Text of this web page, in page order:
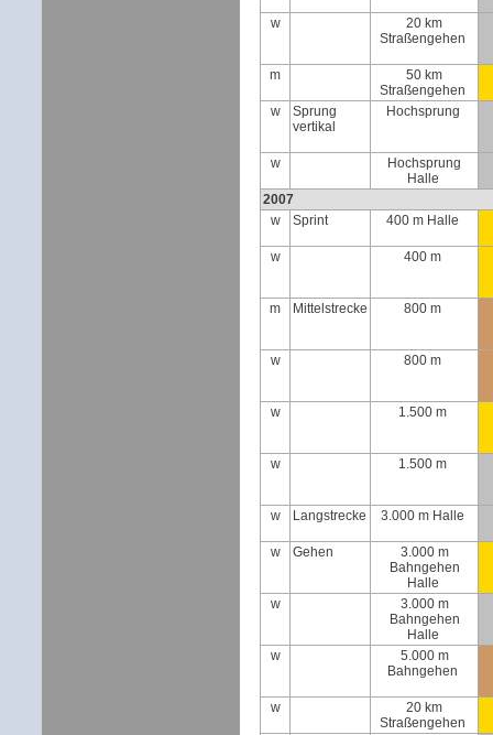
w
20 km
Straßengehen
m
50 km
Straßengehen
w
Sprung
vertikal
Hochsprung
w
Hochsprung
Halle
2007
w
Sprint 400 m Halle
w 400 m
m Mittelstrecke 800 m
w 800 m
w 1.500 m
w 1.500 m
w Langstrecke 3.000 m Halle
w Gehen
3.000 m
Bahngehen
Halle
w
3.000 m
Bahngehen
Halle
w
5.000 m
Bahngehen
w
20 km
Straßengehen